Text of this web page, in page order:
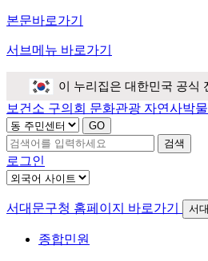
본문바로가기
서브메뉴 바로가기
이 누리집은 대한민국 공식
보건소 구의회 문화관광 자연사박
검색
로그인
서대문구청 홈페이지 바로가기 서
종합민원